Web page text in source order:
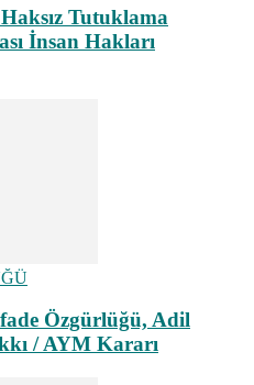
Tutuklama
İnsan Hakları
Özgürlüğü, Adil
/ AYM Kararı